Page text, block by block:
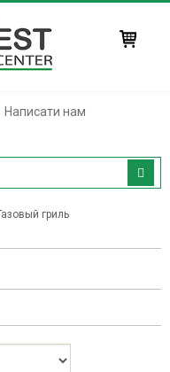
Написати нам
гриль